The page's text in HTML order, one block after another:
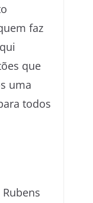
faz
que
uma
todos